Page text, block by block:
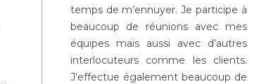
temps de m’ennuyer. Je participe à
beaucoup de réunions avec mes
équipes mais aussi avec d’autres
interlocuteurs comme les clients.
J’effectue également beaucoup de